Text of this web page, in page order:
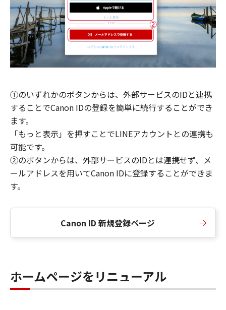
①のいずれかのボタンからは、外部サービスのIDと連携
することでCanon IDの登録を簡単に続行することができ
ます。
「もっと表示」を押すことでLINEアカウントとの連携も
可能です。
②のボタンからは、外部サービスのIDとは連携せず、メ
ールアドレスを用いてCanon IDに登録することができま
す。
Canon ID 新規登録ページ
ホームページをリニューアル